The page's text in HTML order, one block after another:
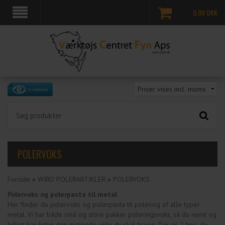
0,00 DKK
POLERVOKS
Forside » WIRO POLERARTIKLER » POLERVOKS
Polervoks og polerpasta til metal
Her finder du polervoks og polerpasta til polering af alle typer
metal. Vi har både små og store pakker poleringsvoks, så du nemt og